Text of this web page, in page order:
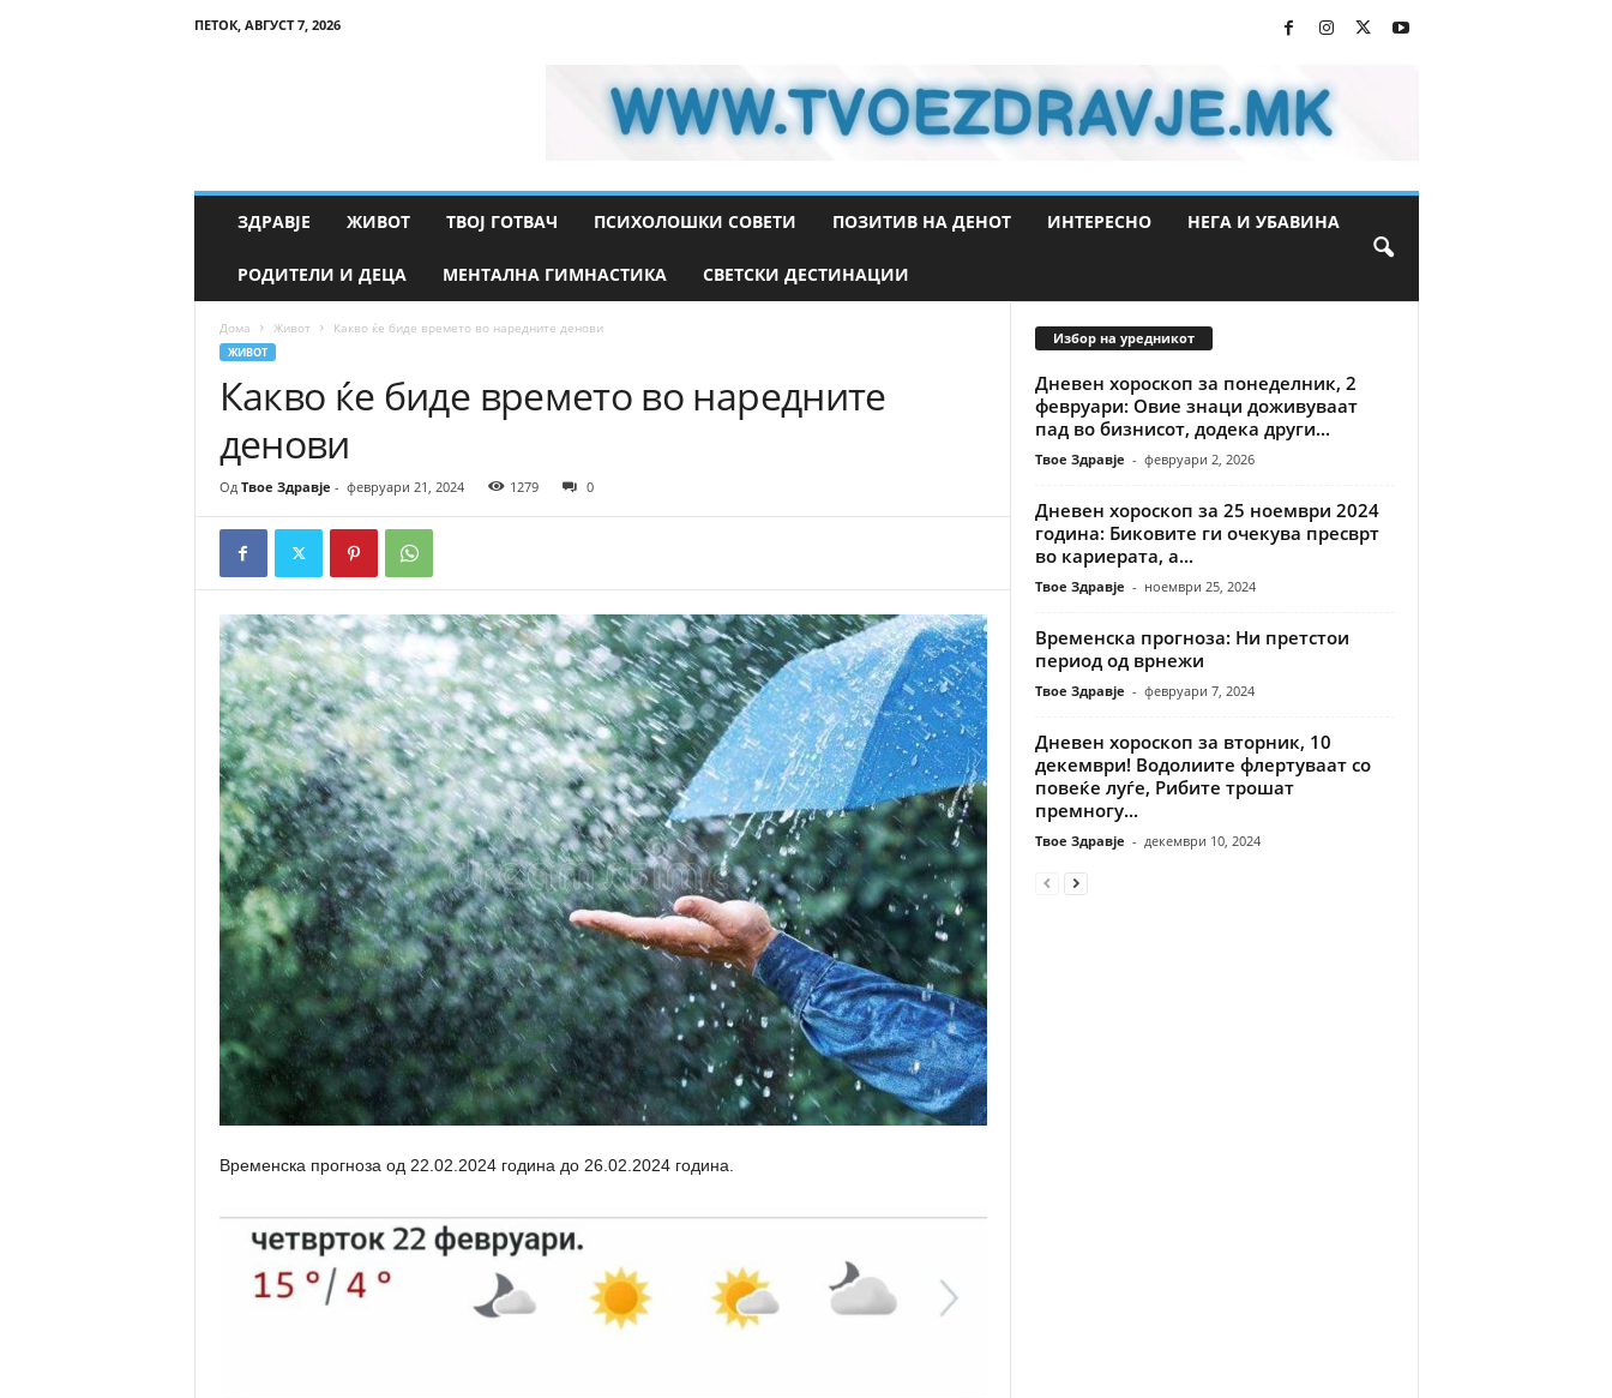
ПЕТОК, АВГУСТ 7, 2026
ЗДРАВЈЕ ЖИВОТ ТВОЈ ГОТВАЧ ПСИХОЛОШКИ СОВЕТИ ПОЗИТИВ НА ДЕНОТ ИНТЕРЕСНО НЕГА И УБАВИНА
РОДИТЕЛИ И ДЕЦА МЕНТАЛНА ГИМНАСТИКА СВЕТСКИ ДЕСТИНАЦИИ
Дома Живот Какво ќе биде времето во наредните денови
ЖИВОТ
Какво ќе биде времето во наредните
денови
Од Твое Здравје - февруари 21, 2024 1279 0
Временска прогноза од 22.02.2024 година до 26.02.2024 година.
Избор на уредникот
Дневен хороскоп за понеделник, 2
февруари: Овие знаци доживуваат
пад во бизнисот, додека други...
Твое Здравје - февруари 2, 2026
Дневен хороскоп за 25 ноември 2024
година: Биковите ги очекува пресврт
во кариерата, а...
Твое Здравје - ноември 25, 2024
Временска прогноза: Ни претстои
период од врнежи
Твое Здравје - февруари 7, 2024
Дневен хороскоп за вторник, 10
декември! Водолиите флертуваат со
повеќе луѓе, Рибите трошат
премногу...
Твое Здравје - декември 10, 2024